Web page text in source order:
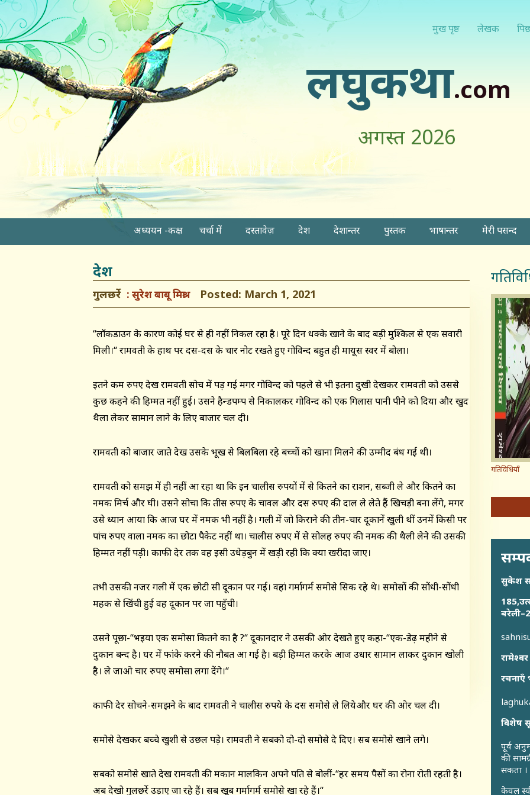
मुख पृष्ठ लेखक
लघुकथा.com
अगस्त 2026
अध्ययन -कक्ष चर्चा में दस्तावेज़ देश देशान्तर पुस्तक भाषान्तर मेरी पसन्द
देश
गुलछर्रे सुरेश बाबू मिश्राPosted: March 1, 2021
“लॉकडाउन के कारण कोई घर से ही नहीं निकल रहा है। पूरे दिन धक्के खाने के बाद बड़ी मुश्किल से एक सवारी
मिली।“ रामवती के हाथ पर दस-दस के चार नोट रखते हुए गोविन्द बहुत ही मायूस स्वर में बोला।
इतने कम रुपए देख रामवती सोच में पड़ गई मगर गोविन्द को पहले से भी इतना दुखी देखकर रामवती को उससे
कुछ कहने की हिम्मत नहीं हुई। उसने हैन्डपम्प से निकालकर गोविन्द को एक गिलास पानी पीने को दिया और खुद
थैला लेकर सामान लाने के लिए बाजार चल दी।
रामवती को बाजार जाते देख उसके भूख से बिलबिला रहे बच्चों को खाना मिलने की उम्मीद बंध गई थी।
रामवती को समझ में ही नहीं आ रहा था कि इन चालीस रुपयों में से कितने का राशन, सब्जी ले और कितने का
नमक मिर्च और घी। उसने सोचा कि तीस रुपए के चावल और दस रुपए की दाल ले लेते हैं खिचड़ी बना लेंगे, मगर
उसे ध्यान आया कि आज घर में नमक भी नहीं है। गली में जो किराने की तीन-चार दूकानें खुली थीं उनमें किसी पर
पांच रुपए वाला नमक का छोटा पैकेट नहीं था। चालीस रुपए में से सोलह रुपए की नमक की थैली लेने की उसकी
हिम्मत नहीं पड़ी। काफी देर तक वह इसी उधेड़बुन में खड़ी रही कि क्या खरीदा जाए।
तभी उसकी नजर गली में एक छोटी सी दूकान पर गई। वहां गर्मागर्म समोसे सिक रहे थे। समोसों की सोंधी-सोंधी
महक से खिंची हुई वह दूकान पर जा पहुँची।
उसने पूछा-“भइया एक समोसा कितने का है ?“ दूकानदार ने उसकी ओर देखते हुए कहा-“एक-डेढ़ महीने से
दुकान बन्द है। घर में फांके करने की नौबत आ गई है। बड़ी हिम्मत करके आज उधार सामान लाकर दुकान खोली
है। ले जाओ चार रुपए समोसा लगा देंगे।“
काफी देर सोचने-समझने के बाद रामवती ने चालीस रुपये के दस समोसे ले लियेऔर घर की ओर चल दी।
समोसे देखकर बच्चे खुशी से उछल पड़े। रामवती ने सबको दो-दो समोसे दे दिए। सब समोसे खाने लगे।
सबको समोसे खाते देख रामवती की मकान मालकिन अपने पति से बोलीं-“हर समय पैसों का रोना रोती रहती है।
अब देखो गुलछर्रे उड़ाए जा रहे हैं। सब खूब गर्मागर्म समोसे खा रहे हैं।“
गतिविधियाँ
सुकेश
विशेष
पूर्व
की
सकता ।
केवल